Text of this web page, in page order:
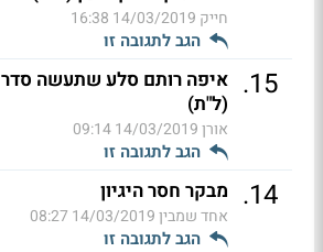
חייק 14/03/2019 16:38
הגב לתגובה זו
15
. איפה רותם סלע שתעשה סדר
(ל"ת)
אורן14/03/2019 09:14
הגב לתגובה זו
14
. מבקר חסר היגיון
אחד שמבין14/03/2019 08:27
הגב לתגובה זו